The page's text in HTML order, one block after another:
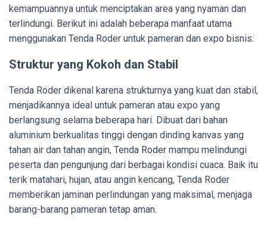
kemampuannya untuk menciptakan area yang nyaman dan
terlindungi. Berikut ini adalah beberapa manfaat utama
menggunakan Tenda Roder untuk pameran dan expo bisnis:
Struktur yang Kokoh dan Stabil
Tenda Roder dikenal karena strukturnya yang kuat dan stabil,
menjadikannya ideal untuk pameran atau expo yang
berlangsung selama beberapa hari. Dibuat dari bahan
aluminium berkualitas tinggi dengan dinding kanvas yang
tahan air dan tahan angin, Tenda Roder mampu melindungi
peserta dan pengunjung dari berbagai kondisi cuaca. Baik itu
terik matahari, hujan, atau angin kencang, Tenda Roder
memberikan jaminan perlindungan yang maksimal, menjaga
barang-barang pameran tetap aman.